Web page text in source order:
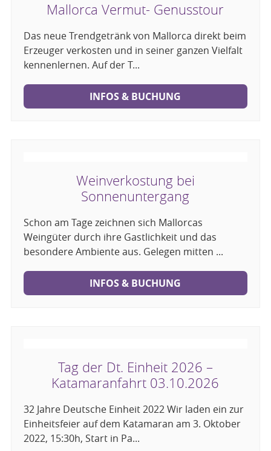
Mallorca Vermut- Genusstour
Das neue Trendgetränk von Mallorca direkt beim
Erzeuger verkosten und in seiner ganzen Vielfalt
kennenlernen. Auf der T...
INFOS & BUCHUNG
Weinverkostung bei
Sonnenuntergang
Schon am Tage zeichnen sich Mallorcas
Weingüter durch ihre Gastlichkeit und das
besondere Ambiente aus. Gelegen mitten ...
INFOS & BUCHUNG
Tag der Dt. Einheit 2026 –
Katamaranfahrt 03.10.2026
32 Jahre Deutsche Einheit 2022 Wir laden ein zur
Einheitsfeier auf dem Katamaran am 3. Oktober
2022, 15:30h, Start in Pa...